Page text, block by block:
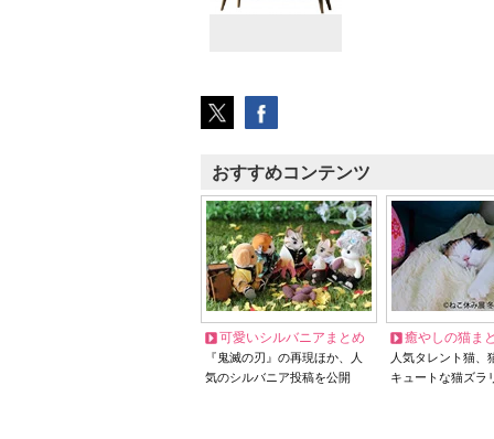
おすすめコンテンツ
可愛いシルバニアまとめ
『鬼滅の刃』の再現ほか、人
気のシルバニア投稿を公開
癒やしの猫ま
人気タレント猫
キュートな猫ズラ